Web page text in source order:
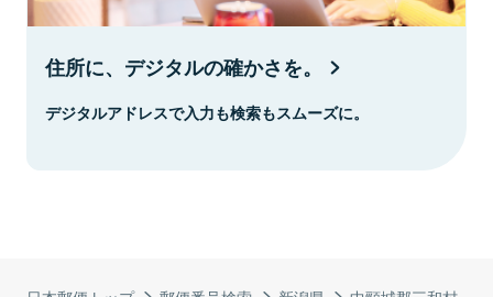
住所に、デジタルの確かさを。
デジタルアドレスで入力も検索もスムーズに。